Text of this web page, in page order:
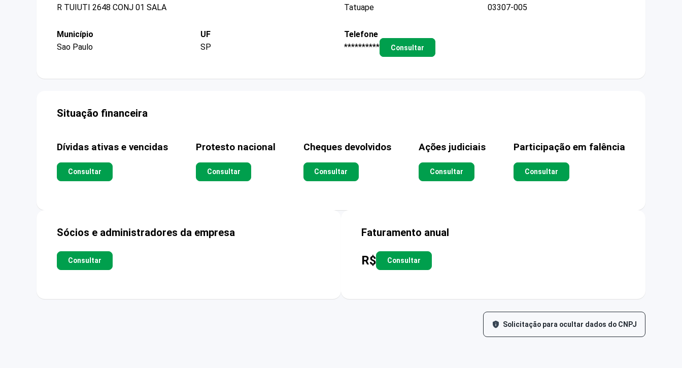
R TUIUTI 2648 CONJ 01 SALA
Tatuape
03307-005
Município
Sao Paulo
UF
SP
Telefone
**********
Consultar
Situação financeira
Dívidas ativas e vencidas
Consultar
Protesto nacional
Consultar
Cheques devolvidos
Consultar
Ações judiciais
Consultar
Participação em falência
Consultar
Sócios e administradores da empresa
Consultar
Faturamento anual
R$ Consultar
Solicitação para ocultar dados do CNPJ